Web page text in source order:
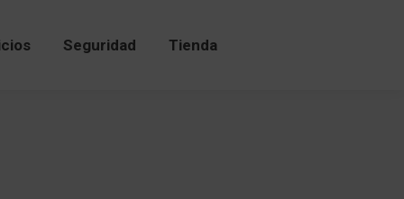
Seguridad Tienda
Seguridad Tienda